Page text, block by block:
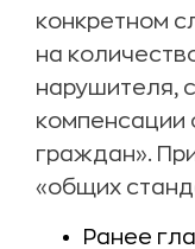
конкретном
на
нарушителя,
компенсации
граждан».
«общих
Ранее